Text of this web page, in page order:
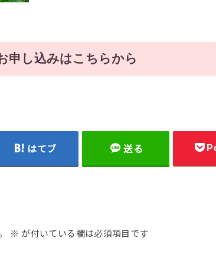
し込みはこちらから
はてブ 送る
※ が付いている欄は必須項目です